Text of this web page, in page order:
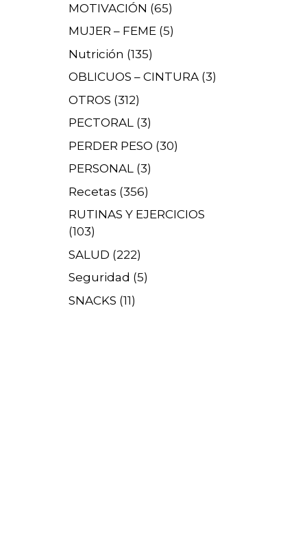
MOTIVACIÓN (65)
MUJER – FEME (5)
Nutrición (135)
OBLICUOS – CINTURA (3)
OTROS (312)
PECTORAL (3)
PERDER PESO (30)
PERSONAL (3)
Recetas (356)
RUTINAS Y EJERCICIOS
(103)
SALUD (222)
Seguridad (5)
SNACKS (11)